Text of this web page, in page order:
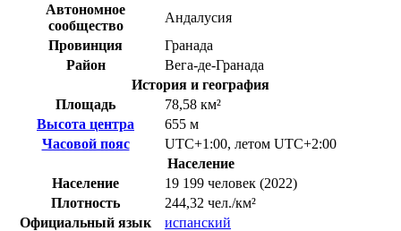
Автономное
сообщество
Андалусия
Провинция
Гранада
Район
Вега-де-Гранада
История и география
Площадь
78,58 км²
Высота центра
655 м
Часовой пояс
UTC+1:00, летом UTC+2:00
Население
Население
19 199 человек (2022)
Плотность
244,32 чел./км²
Официальный язык
испанский